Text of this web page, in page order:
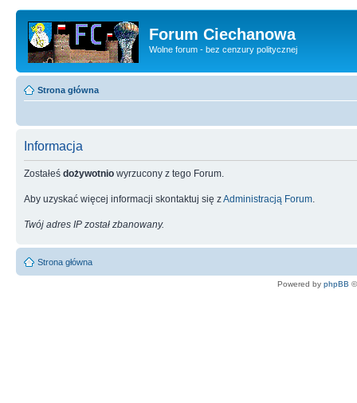
Forum Ciechanowa
Wolne forum - bez cenzury politycznej
Strona główna
Informacja
Zostałeś dożywotnio wyrzucony z tego Forum.
Aby uzyskać więcej informacji skontaktuj się zAdministracją Forum
Twój adres IP został zbanowany.
Strona główna
Powered by phpBB